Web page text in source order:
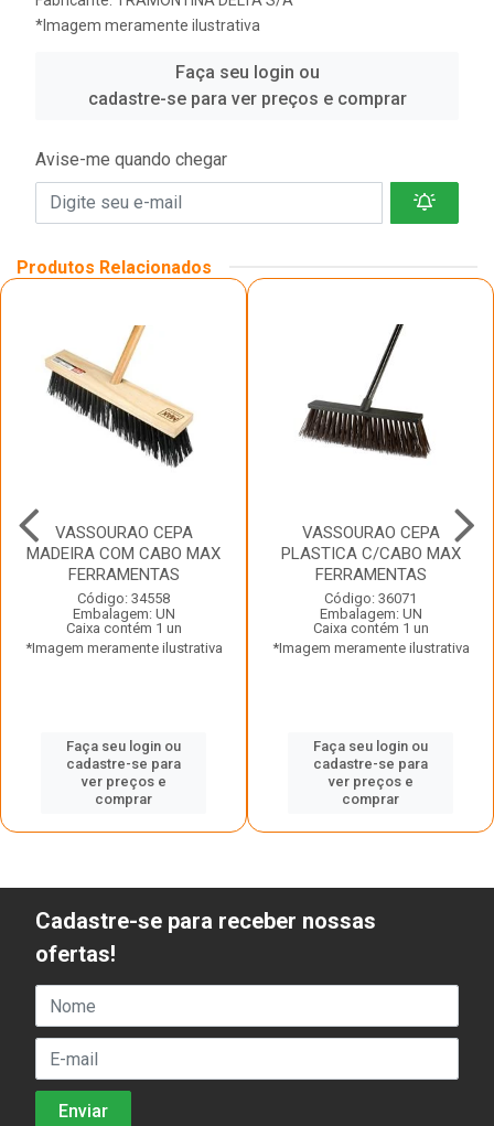
*Imagem meramente ilustrativa
Faça seu login ou
cadastre-se para ver preços e comprar
Avise-me quando chegar
Produtos Relacionados
VASSOURAO CEPA
MADEIRA COM CABO MAX
FERRAMENTAS
Código: 34558
Embalagem: UN
Caixa contém 1 un
*Imagem meramente ilustrativa
Faça seu login ou
cadastre-se para
ver preços e
comprar
VASSOURAO CEPA
PLASTICA C/CABO MAX
FERRAMENTAS
Código: 36071
Embalagem: UN
Caixa contém 1 un
*Imagem meramente ilustrativa
Faça seu login ou
cadastre-se para
ver preços e
comprar
Cadastre-se para receber nossas
ofertas!